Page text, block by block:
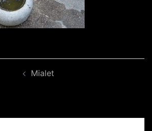
Mialet